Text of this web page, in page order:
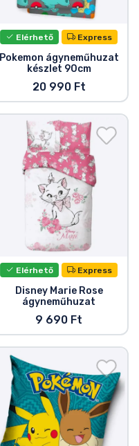
Elérhető Express
Pokemon ágyneműhuzat
készlet 90cm
20 990 Ft
Elérhető Express
Disney Marie Rose
ágyneműhuzat
9 690 Ft